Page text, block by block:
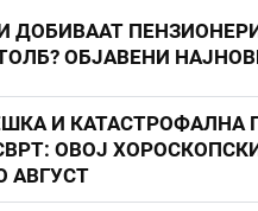
ДОБИВААТ
ОБЈАВЕНИ
И КАТАСТРОФАЛНА
ОВОЈ
АВГУСТ